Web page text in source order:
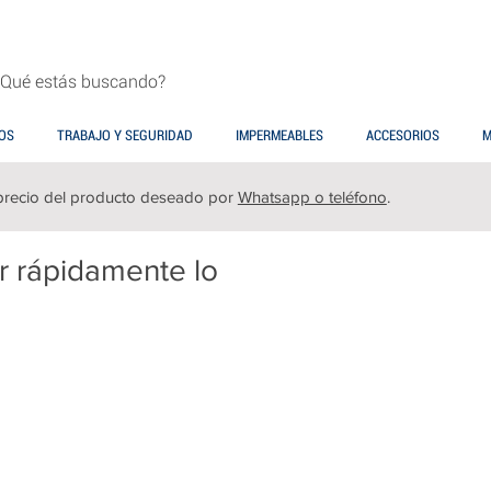
TRABAJO Y SEGURIDAD IMPERMEABLES ACCESORIOS
rápidamente lo
del producto deseado por Whatsapp o teléfono.